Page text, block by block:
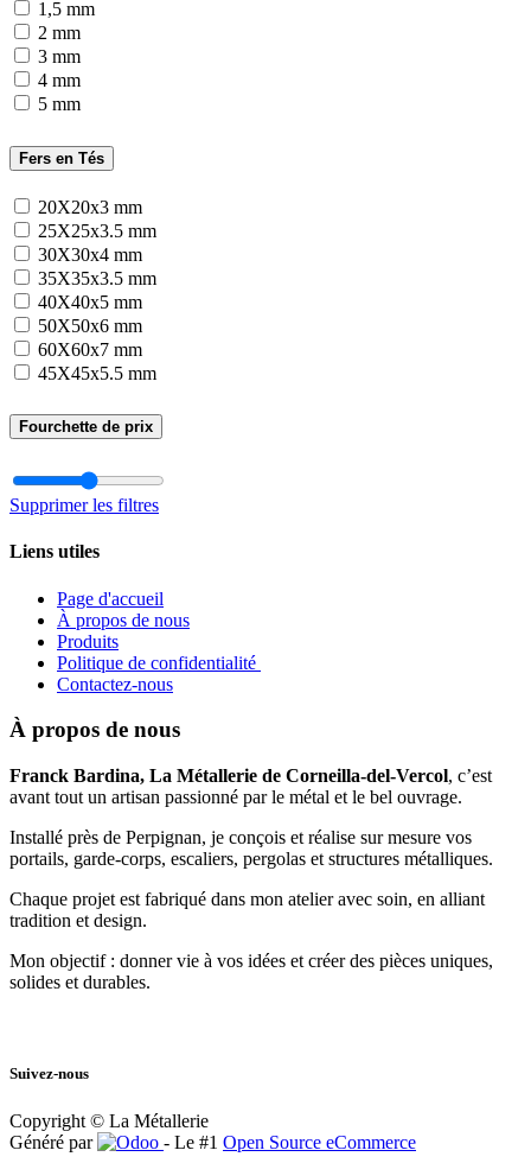
1,5 mm
2 mm
3 mm
4 mm
5 mm
Fers en Tés
20X20x3 mm
25X25x3.5 mm
30X30x4 mm
35X35x3.5 mm
40X40x5 mm
50X50x6 mm
60X60x7 mm
45X45x5.5 mm
Fourchette de prix
Supprimer les filtres
Liens utiles
Page d'accueil
À propos de nous
Produits
Politique de confidentialité
Contactez-nous
À propos de nous
Franck Bardina, La Métallerie de Corneilla-del-Vercol, c’est
avant tout un artisan passionné par le métal et le bel ouvrage.
Installé près de Perpignan, je conçois et réalise sur mesure vos
portails, garde-corps, escaliers, pergolas et structures métalliques.
Chaque projet est fabriqué dans mon atelier avec soin, en alliant
tradition et design.
Mon objectif : donner vie à vos idées et créer des pièces uniques,
solides et durables.
Suivez-nous
Copyright © La Métallerie
Généré par
- Le #1 Open Source eCommerce